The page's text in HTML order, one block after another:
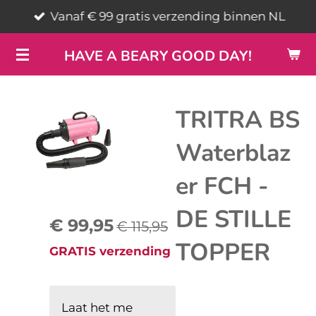
direct
naar
de
HAVE A BEARY GOOD DAY!
Vanaf € 99 gratis verzending binnen NL
TRITRA BS
Waterblaz
er FCH -
DE STILLE
TOPPER
€ 99,95€ 115,95
GRATIS verzending
Laat het me